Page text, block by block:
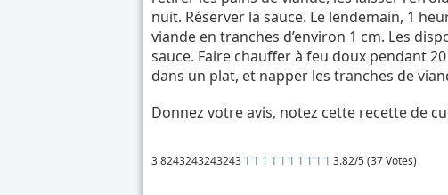
nuit. Réserver la sauce. Le lendemain, 1
viande en tranches d’environ 1 cm. Les
sauce. Faire chauffer à feu doux pendant
dans un plat, et napper les tranches de
Donnez votre avis, notez cette recette de
3.8243243243243 1 1 1 1 1 1 1 1 1 1 3.82/5 (37 Votes)